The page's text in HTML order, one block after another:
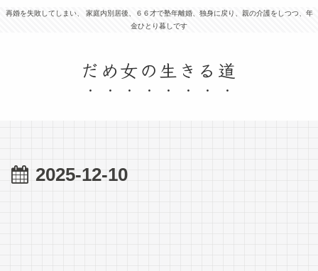
再婚を失敗してしまい、 家庭内別居後、６６才で塾年離婚、独身に戻り、親の介護をしつつ、年
金ひとり暮しです
だめ女の生きる道
2025-12-10